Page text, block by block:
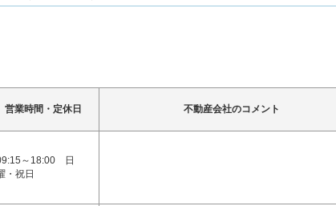
営業時間・定休日 不動産会社のコメント
～18:00 日
・祝日